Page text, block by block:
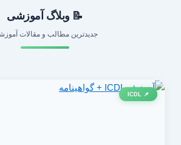
📝 وبلاگ آموزشی
جدیدترین مطالب و مقالات آموزشی
📌 ICDL